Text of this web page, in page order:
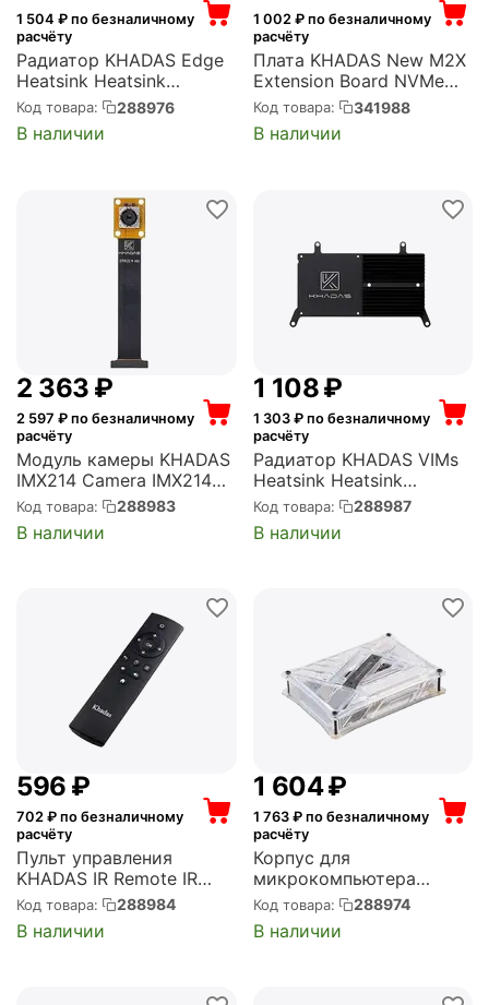
1 504 ₽ по безналичному
расчёту
Радиатор KHADAS Edge
Heatsink Heatsink
designed for Edge,
Aluminum, Black (KAHS-
E-001)
Код товара: 288976
В наличии
1 002₽ по безналичному
расчёту
Плата KHADAS New M2X
Extension Board NVMe
SSD/4G LTE, OEM (KM2X-
V-002)
Код товара: 341988
В наличии
2 363 ₽
2 597 ₽ по безналичному
расчёту
Модуль камеры KHADAS
IMX214 Camera IMX214
Camera module with FPC
cable, 13M Pixel, MIPI-CSI,
4 lane (K-CM-001)
Код товара: 288983
В наличии
1 108₽
1 303₽ по безналичному
расчёту
Радиатор KHADAS VIMs
Heatsink Heatsink
designed for VIMs,
Aluminum, Black, VIMs
Thermal Pad (KAHS-V-
Код товара: 288987
В наличии
‍596‍ ₽
702 ₽ по безналичному
расчёту
Пульт управления
KHADAS IR Remote IR
Remote Controller, 12
Buttons (K-REMO-001)
Код товара: 288984
В наличии
1 604₽
1 763₽ по безналичному
расчёту
Корпус для
микрокомпьютера
KHADAS DIY Case
Transparent VIMs DIY
Case, Transparent, with
Код товара: 288974
В наличии